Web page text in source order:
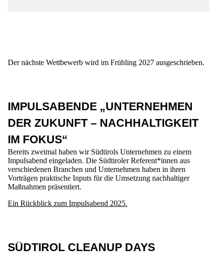
Der nächste Wettbewerb wird im Frühling 2027 ausgeschrieben.
IMPULSABENDE „UNTERNEHMEN
DER ZUKUNFT – NACHHALTIGKEIT
IM FOKUS“
Bereits zweimal haben wir Südtirols Unternehmen zu einem
Impulsabend eingeladen. Die SüdtirolerReferent*innen aus
verschiedenen Branchen und Unternehmen haben in ihren
Vorträgen praktische Inputs für die Umsetzung nachhaltiger
Maßnahmen präsentiert.
Ein Rückblick zum Impulsabend 2025.
SÜDTIROL CLEANUP DAYS